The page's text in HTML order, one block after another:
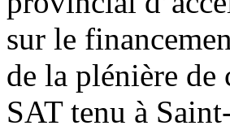
sur le
de la plénière
SAT tenu à